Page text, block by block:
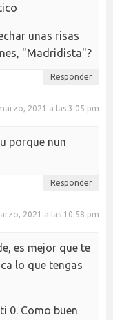
unas risas
"Madridista"?
Responder
2021 a las 3:05 pm
porque nun
Responder
2021 a las 10:58 pm
es mejor que te
lo que tengas
0. Como buen